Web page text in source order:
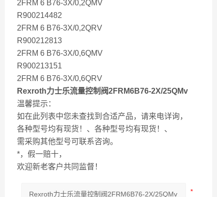
2FRM 6 B76-3X/0,2QMV
R900214482
2FRM 6 B76-3X/0,2QRV
R900212813
2FRM 6 B76-3X/0,6QMV
R900213151
2FRM 6 B76-3X/0,6QRV
Rexroth力士乐流量控制阀2FRM6B76-2X/25QMv
温馨提示：
如在此列表中您未查找到合适产品，请来电详询，
各种型号均有现货！、各种型号均有现货！、
需采购其他型号可联系咨询。
*，假一赔十，
欢迎新老客户共同监督！